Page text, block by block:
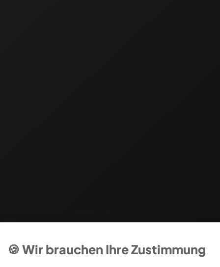
🍪 Wir brauchen Ihre Zustimmung